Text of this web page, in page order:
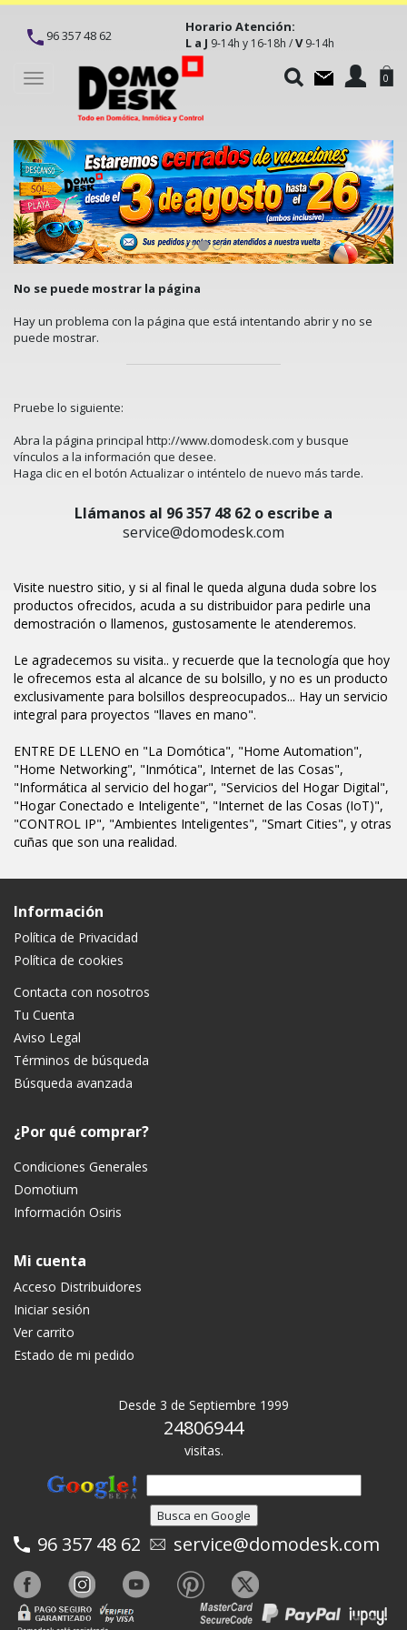
96 357 48 62
Horario Atención:
L a J 9-14h y 16-18h /V9-14h
Toggle
navigation
0
No se puede mostrar la página
Hay un problema con la página que está intentando abrir y no se
puede mostrar.
Pruebe lo siguiente:
Abra la página principal http://www.domodesk.com y busque
vínculos a la información que desee.
Haga clic en el botón Actualizar o inténtelo de nuevo más tarde.
Llámanos al 96 357 48 62 o escribe a
service@domodesk.com
Visite nuestro sitio, y si al final le queda alguna duda sobre los
productos ofrecidos, acuda a su distribuidor para pedirle una
demostración o llamenos, gustosamente le atenderemos.
Le agradecemos su visita.. y recuerde que la tecnología que hoy
le ofrecemos esta al alcance de su bolsillo, y no es un producto
exclusivamente para bolsillos despreocupados... Hay un servicio
integral para proyectos "llaves en mano".
ENTRE DE LLENO en "La Domótica", "Home Automation",
"Home Networking", "Inmótica", Internet de las Cosas",
"Informática al servicio del hogar", "Servicios del Hogar Digital",
"Hogar Conectado e Inteligente", "Internet de las Cosas (IoT)",
"CONTROL IP", "Ambientes Inteligentes", "Smart Cities", y otras
cuñas que son una realidad.
Información
Política de Privacidad
Política de cookies
Contacta con nosotros
Tu Cuenta
Aviso Legal
Términos de búsqueda
Búsqueda avanzada
¿Por qué comprar?
Condiciones Generales
Domotium
Información Osiris
Mi cuenta
Acceso Distribuidores
Iniciar sesión
Ver carrito
Estado de mi pedido
Desde 3 de Septiembre 1999
24806944
visitas.
96 357 48 62 service@domodesk.com